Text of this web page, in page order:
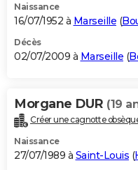
Naissance
16/07/1952 à Marseille (
Décès
02/07/2009 à Marseille (
Morgane DUR (19
Créer une cagnotte
Naissance
27/07/1989 à Saint-Louis (